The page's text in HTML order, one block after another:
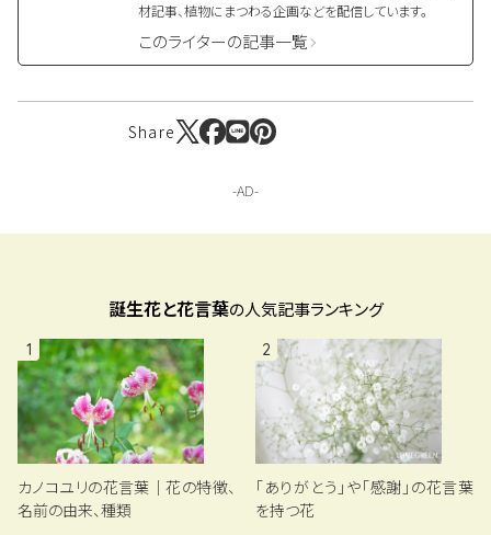
材記事、植物にまつわる企画などを配信しています。
このライターの記事一覧
Share
誕生花と花言葉の人気記事ランキング
1
カノコユリの花言葉｜花の特徴、
名前の由来、種類
2
「ありがとう」や「感謝」の花言葉
を持つ花